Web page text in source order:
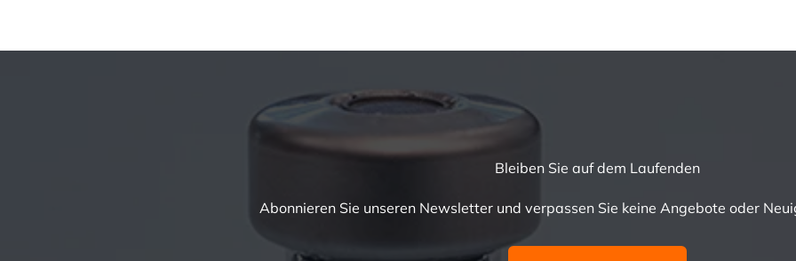
Bleiben Sie auf dem Laufenden
Abonnieren Sie unseren Newsletter und verpassen Sie keine Angebote oder